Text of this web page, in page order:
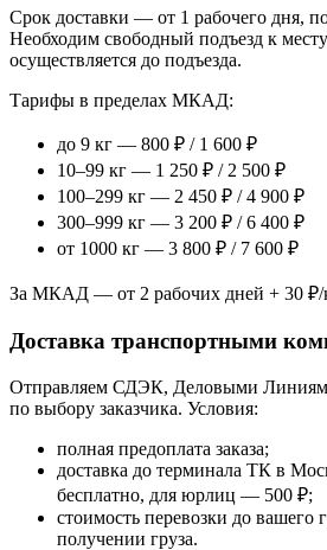
Срок доставки — от 1 рабочего дня,
Необходим свободный подъезд к
осуществляется до подъезда.
Тарифы в пределах МКАД:
до 9 кг — 800 ₽ / 1 600 ₽
10–99 кг — 1 250 ₽ / 2 500 ₽
100–299 кг — 2 450 ₽ / 4 900 ₽
300–999 кг — 3 200 ₽ / 6 400 ₽
от 1000 кг — 3 800 ₽ / 7 600 ₽
За МКАД — от 2 рабочих дней + 30 ₽/
Доставка транспортными
Отправляем СДЭК, Деловыми
по выбору заказчика. Условия:
полная предоплата заказа;
доставка до терминала ТК в
бесплатно, для юрлиц — 500 ₽;
стоимость перевозки до вашего
получении груза.